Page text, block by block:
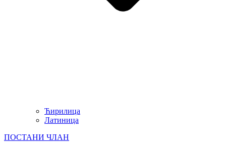
Ћирилица
Латиница
ПОСТАНИ ЧЛАН